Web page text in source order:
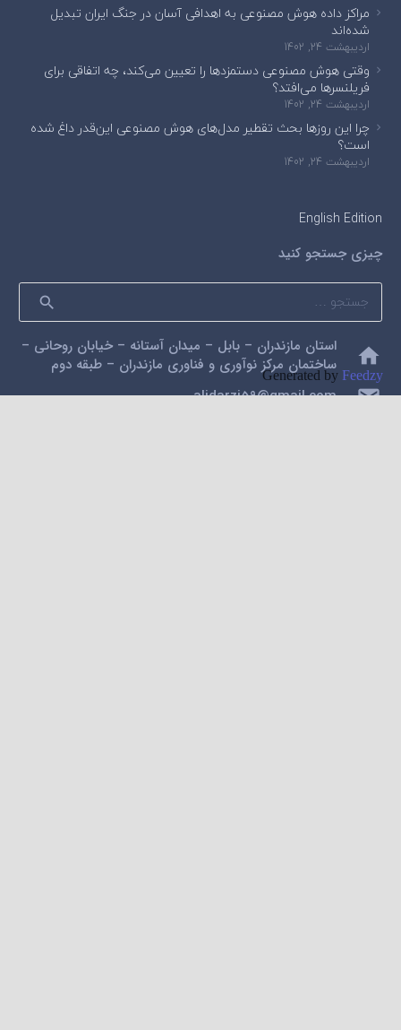
مراکز داده هوش مصنوعی به اهدافی آسان در جنگ ایران تبدیل
شده‌اند
اردیبهشت 24, 1402
وقتی هوش مصنوعی دستمزدها را تعیین می‌کند، چه اتفاقی برای
فریلنسرها می‌افتد؟
اردیبهشت 24, 1402
چرا این روزها بحث تقطیر مدل‌های هوش مصنوعی این‌قدر داغ شده
است؟
اردیبهشت 24, 1402
English Edition
چیزی جستجو کنید
جستجو
برای:
home
استان مازندران – بابل – میدان آستانه – خیابان روحانی –
ساختمان مرکز نوآوری و فناوری مازندران – طبقه دوم
mail
alidarzi59@gmail.com
Generated by Feedzy